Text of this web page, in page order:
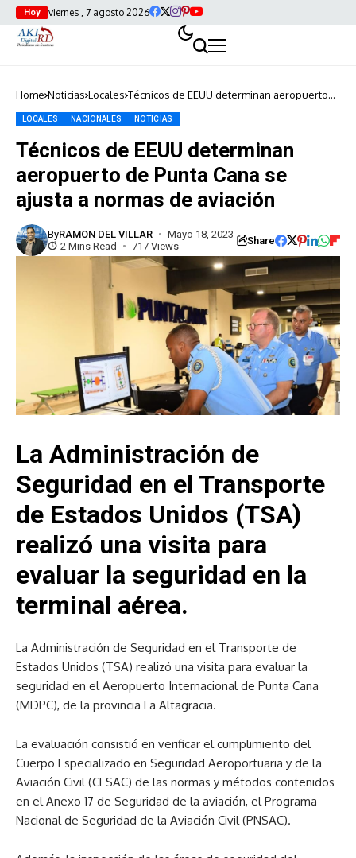
Hoy viernes , 7 agosto 2026
Home Noticias Locales Técnicos de EEUU determinan aeropuerto
aviación
LOCALES NACIONALES NOTICIAS
Técnicos de EEUU determinan
aeropuerto de Punta Cana se
ajusta a normas de aviación
ByRAMON DEL VILLAR
Mayo 18, 2023
2 Mins Read
717 Views Share
La Administración de
Seguridad en el Transporte
de Estados Unidos (TSA)
realizó una visita para
evaluar la seguridad en la
terminal aérea.
La Administración de Seguridad en el Transporte de
Estados Unidos (TSA) realizó una visita para evaluar la
seguridad en el Aeropuerto Internacional de Punta Cana
(MDPC), de la provincia La Altagracia.
La evaluación consistió en verificar el cumplimiento del
Cuerpo Especializado en Seguridad Aeroportuaria y de la
Aviación Civil (CESAC) de las normas y métodos contenidos
en el Anexo 17 de Seguridad de la aviación, el Programa
Nacional de Seguridad de la Aviación Civil (PNSAC).